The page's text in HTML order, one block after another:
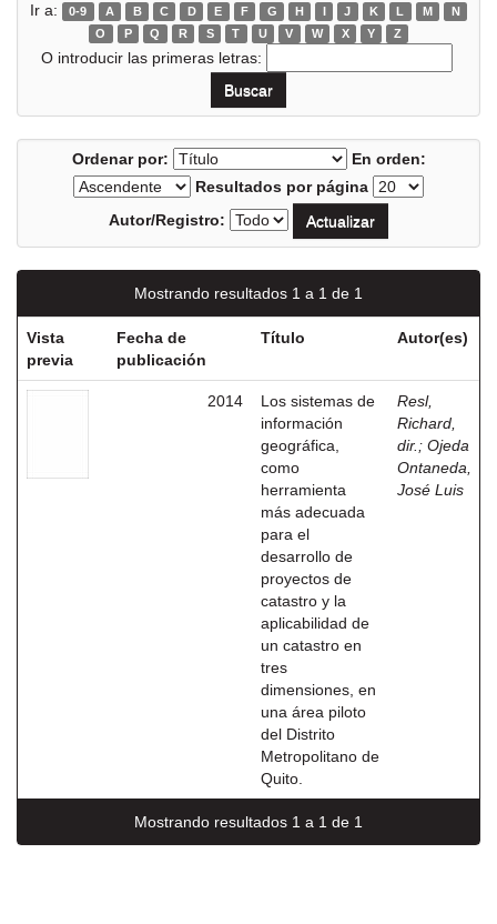
Ir a: 0-9 A B C D E F G H I J K L M
N
O
P Q R S T U V W X Y Z
O introducir las primeras letras:
Ordenar por:
En orden:
Resultados por página
Autor/Registro:
Mostrando resultados 1 a 1 de 1
Vista
previa
Fecha de
publicación
Título Autor(es)
2014
Los sistemas de
información
geográfica,
como
herramienta
más adecuada
para el
desarrollo de
proyectos de
catastro y la
aplicabilidad de
un catastro en
tres
dimensiones, en
una área piloto
del Distrito
Metropolitano de
Quito.
Resl,
Richard,
dir. ; Ojeda
Ontaneda,
José Luis
Mostrando resultados 1 a 1 de 1